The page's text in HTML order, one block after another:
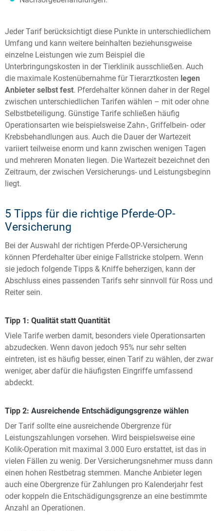
Jeder Tarif berücksichtigt diese Punkte in unterschiedlichem
Umfang und kann weitere beinhalten beziehunsgweise
einzelne Leistungen wie zum Beispiel die
Unterbringungskosten in der Tierklinik ausschließen. Auch
die maximale Kostenübernahme für Tierarztkosten legen
Anbieter selbst fest. Pferdehalter können daher in der Regel
zwischen unterschiedlichen Tarifen wählen – mit oder ohne
Selbstbeteiligung. Günstige Tarife schließen häufig
Operationsarten wie beispielsweise Zahn-, Griffelbein- oder
Krebsbehandlungen aus. Auch die Dauer der Wartezeit
variiert teilweise enorm und kann zwischen wenigen Tagen
und mehreren Monaten liegen. Die Wartezeit bezeichnet den
Zeitraum, der zwischen Versicherungs- und Leistungsbeginn
liegt.
5 Tipps für die richtige Pferde-OP-
Versicherung
Bei der Auswahl der richtigen Pferde-OP-Versicherung
können Pferdehalter über einige Fallstricke stolpern. Wenn
sie jedoch folgende Tipps & Kniffe beherzigen, kann der
Abschluss eines passenden Tarifs sehr sinnvoll für Ross und
Reiter sein.
Tipp 1: Qualität statt Quantität
Viele Tarife werben damit, besonders viele Operationsarten
abzudecken. Wenn davon jedoch 95% nur sehr selten
eintreten, ist es häufig besser, einen Tarif zu wählen, der zwar
weniger, aber dafür die häufigsten Eingriffe umfassend
abdeckt.
Tipp 2: Ausreichende Entschädigungsgrenze wählen
Der Tarif sollte eine ausreichende Obergrenze für
Leistungszahlungen vorsehen. Wird beispielsweise eine
Kolik-Operation mit maximal 3.000 Euro erstattet, ist das in
vielen Fällen zu wenig. Der Versicherungsnehmer muss dann
einen hohen Restbetrag stemmen. Manche Anbieter legen
auch eine Obergrenze für Zahlungen pro Kalenderjahr fest
oder koppeln die Entschädigungsgrenze an eine bestimmte
Anzahl an Operationen.